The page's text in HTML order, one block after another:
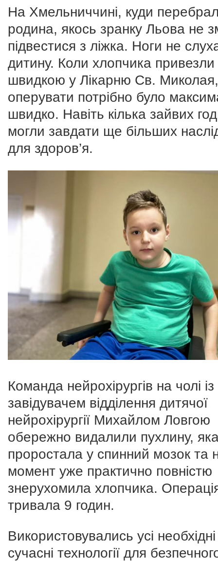
На Хмельниччині, куди
родина, якось зранку Льова не
підвестися з ліжка. Ноги не
дитину. Коли хлопчика привезли
швидкою у Лікарню Св. Миколая,
оперувати потрібно було
швидко. Навіть кілька зайвих
могли завдати ще більших
для здоров’я.
Команда нейрохірургів на чолі із
завідувачем відділення дитячої
нейрохірургії Михайлом Ловгою
обережно видалили пухлину,
проростала у спинний мозок та
момент уже практично повністю
знерухомила хлопчика.
тривала 9 годин.
Використовувались усі необхідні
сучасні технології для